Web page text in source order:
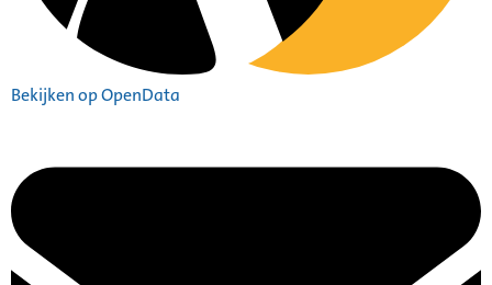
Bekijken op OpenData